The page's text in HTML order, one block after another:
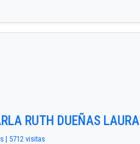
RUTH DUEÑAS LAURA
| 5712 visitas